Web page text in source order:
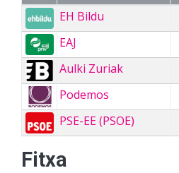
EH Bildu
EAJ
Aulki Zuriak
Podemos
PSE-EE (PSOE)
Fitxa